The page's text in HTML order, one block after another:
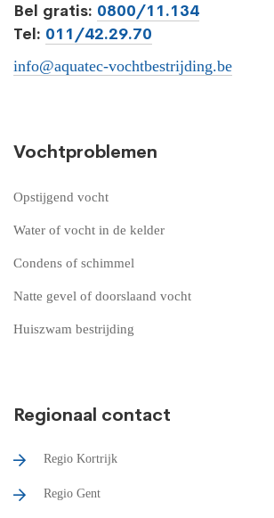
Bel gratis: 0800/11.134
Tel: 011/42.29.70
info@aquatec-vochtbestrijding.be
Vochtproblemen
Opstijgend vocht
Water of vocht in de kelder
Condens of schimmel
Natte gevel of doorslaand vocht
Huiszwam bestrijding
Regionaal contact
Regio Kortrijk
Regio Gent